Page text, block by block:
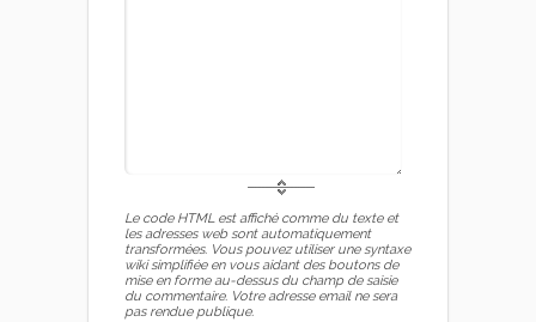
Le code HTML est affiché comme du texte et
les adresses web sont automatiquement
transformées. Vous pouvez utiliser une syntaxe
wiki simplifiée en vous aidant des boutons de
mise en forme au-dessus du champ de saisie
du commentaire. Votre adresse email ne sera
pas rendue publique.